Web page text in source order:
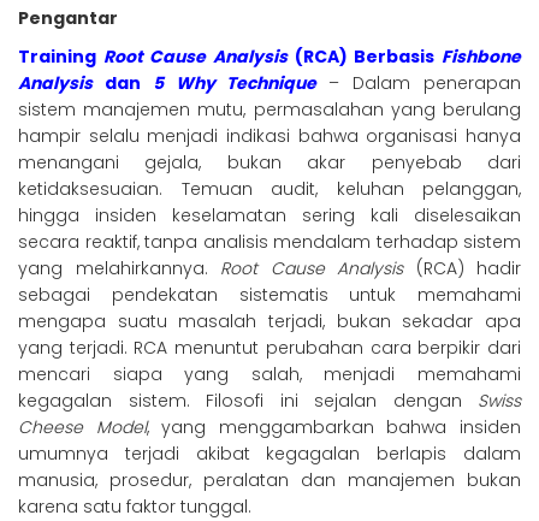
Pengantar
Training Root Cause Analysis(RCA) Berbasis Fishbone
Analysisdan 5 Why Technique – Dalam penerapan
sistem manajemen mutu, permasalahan yang berulang
hampir selalu menjadi indikasi bahwa organisasi hanya
menangani gejala, bukan akar penyebab dari
ketidaksesuaian. Temuan audit, keluhan pelanggan,
hingga insiden keselamatan sering kali diselesaikan
secara reaktif, tanpa analisis mendalam terhadap sistem
yang melahirkannya. Root Cause Analysis(RCA) hadir
sebagai pendekatan sistematis untuk memahami
mengapa suatu masalah terjadi, bukan sekadar apa
yang terjadi. RCA menuntut perubahan cara berpikir dari
mencari siapa yang salah, menjadi memahami
kegagalan sistem. Filosofi ini sejalan dengan Swiss
Cheese Model, yang menggambarkan bahwa insiden
umumnya terjadi akibat kegagalan berlapis dalam
manusia, prosedur, peralatan dan manajemen bukan
karena satu faktor tunggal.